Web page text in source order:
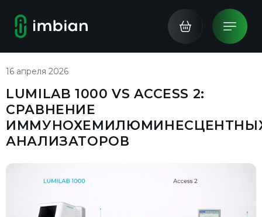
16 апреля 2026
LUMILAB 1000 VS ACCESS 2:
СРАВНЕНИЕ
АНАЛИЗАТОРОВ